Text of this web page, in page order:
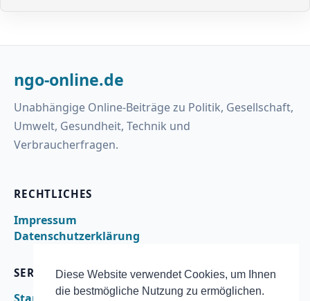
Diese Website verwendet Cookies, um Ihnen
die bestmögliche Nutzung zu ermöglichen.
ngo-online.de
Unabhängige Online-Beiträge zu Politik, Gesellschaft,
Umwelt, Gesundheit, Technik und
Verbraucherfragen.
RECHTLICHES
Impressum
Datenschutzerklärung
SERVICE